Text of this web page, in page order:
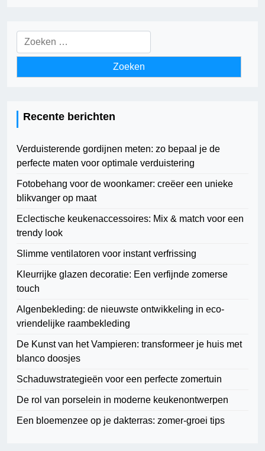
Zoeken
naar:
Recente berichten
Verduisterende gordijnen meten: zo bepaal je de
perfecte maten voor optimale verduistering
Fotobehang voor de woonkamer: creëer een unieke
blikvanger op maat
Eclectische keukenaccessoires: Mix & match voor een
trendy look
Slimme ventilatoren voor instant verfrissing
Kleurrijke glazen decoratie: Een verfijnde zomerse
touch
Algenbekleding: de nieuwste ontwikkeling in eco-
vriendelijke raambekleding
De Kunst van het Vampieren: transformeer je huis met
blanco doosjes
Schaduwstrategieën voor een perfecte zomertuin
De rol van porselein in moderne keukenontwerpen
Een bloemenzee op je dakterras: zomer-groei tips